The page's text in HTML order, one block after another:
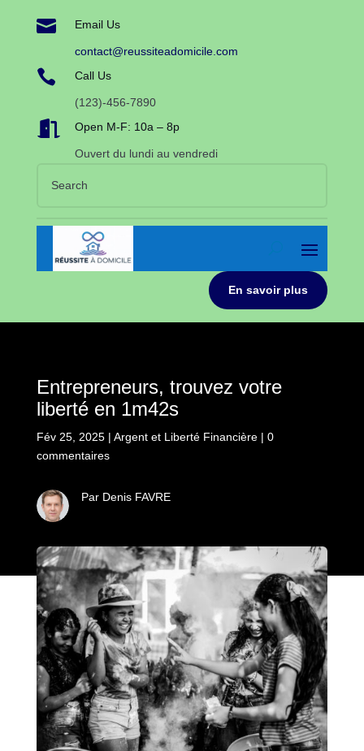
 Email Us
contact@reussiteadomicile.com
 Call Us
(123)-456-7890
 Open M-F: 10a – 8p
Ouvert du lundi au vendredi
En savoir plus
Entrepreneurs, trouvez votre
liberté en 1m42s
Fév 25, 2025| Argent et Liberté Financière| 0
commentaires
Par Denis FAVRE